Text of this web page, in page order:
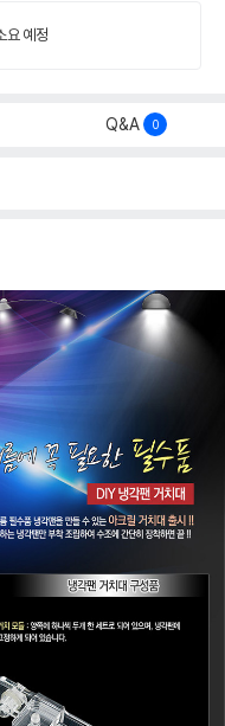
요 예정
Q&A 0